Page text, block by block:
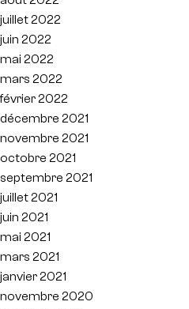
juillet 2022
juin 2022
mai 2022
mars 2022
février 2022
décembre 2021
novembre 2021
octobre 2021
septembre 2021
juillet 2021
juin 2021
mai 2021
mars 2021
janvier 2021
novembre 2020